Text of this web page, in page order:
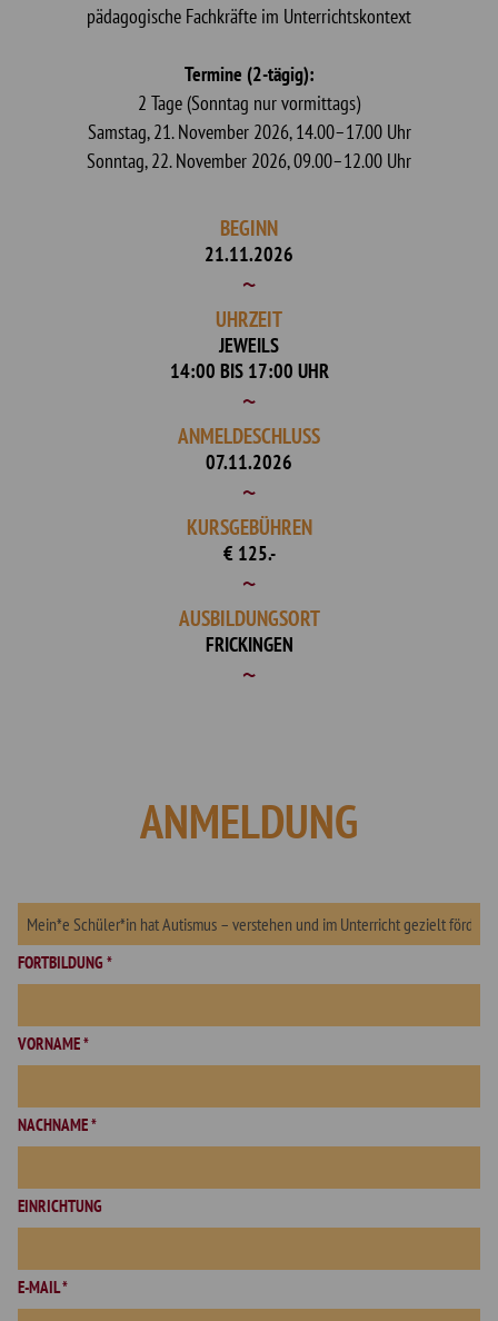
pädagogische Fachkräfte im Unterrichtskontext
Termine (2-tägig):
2 Tage (Sonntag nur vormittags)
Samstag, 21. November 2026, 14.00–17.00 Uhr
Sonntag, 22. November 2026, 09.00–12.00 Uhr
BEGINN
21.11.2026
UHRZEIT
JEWEILS
14:00 BIS 17:00 UHR
ANMELDESCHLUSS
07.11.2026
KURSGEBÜHREN
€ 125.-
AUSBILDUNGSORT
FRICKINGEN
ANMELDUNG
FORTBILDUNG *
VORNAME *
NACHNAME *
EINRICHTUNG
E-MAIL *